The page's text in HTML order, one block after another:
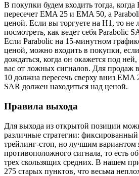
В покупки будем входить тогда,
пересечет EMA 25 и EMA 50, а
ценой. Если вы торгуете на H1, то не
посмотреть, как ведет себя Parabolic
Если Parabolic на 15-минутном
ценой, можно входить в покупки,
дождаться, когда он окажется под
вас от ложных сигналов. Для продаж
10 должна пересечь сверху вниз
SAR должен находиться над ценой.
Правила выхода
Для выхода из открытой позиции
различные стратегии:
трейлинг-стоп, но лучшим вариантом
противоположного сигнала, то есть
трех скользящих средних. В нашем
275 старых пунктов, что весьма